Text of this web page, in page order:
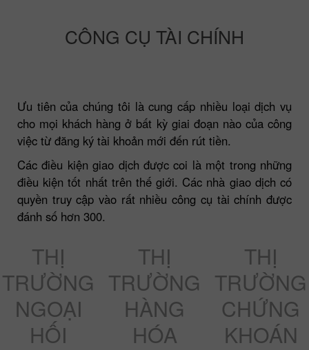
CÔNG CỤ TÀI CHÍNH
Ưu tiên của chúng tôi là cung cấp nhiều loại dịch vụ
cho mọi khách hàng ở bất kỳ giai đoạn nào của công
việc từ đăng ký tài khoản mới đến rút tiền.
Các điều kiện giao dịch được coi là một trong những
điều kiện tốt nhất trên thế giới. Các nhà giao dịch có
quyền truy cập vào rất nhiều công cụ tài chính được
đánh số hơn 300.
THỊ
TRƯỜNG
NGOẠI
HỐI
THỊ
TRƯỜNG
HÀNG
HÓA
THỊ
TRƯỜNG
CHỨNG
KHOÁN